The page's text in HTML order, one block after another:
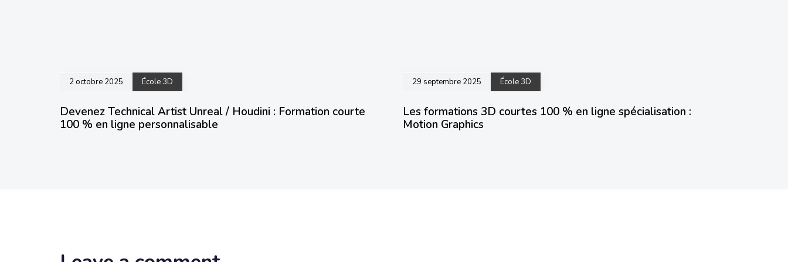
2 octobre 2025 École 3D
Devenez Technical Artist Unreal / Houdini : Formation courte
100 % en ligne personnalisable
29 septembre 2025 École 3D
Les formations 3D courtes 100 % en ligne spécialisation :
Motion Graphics